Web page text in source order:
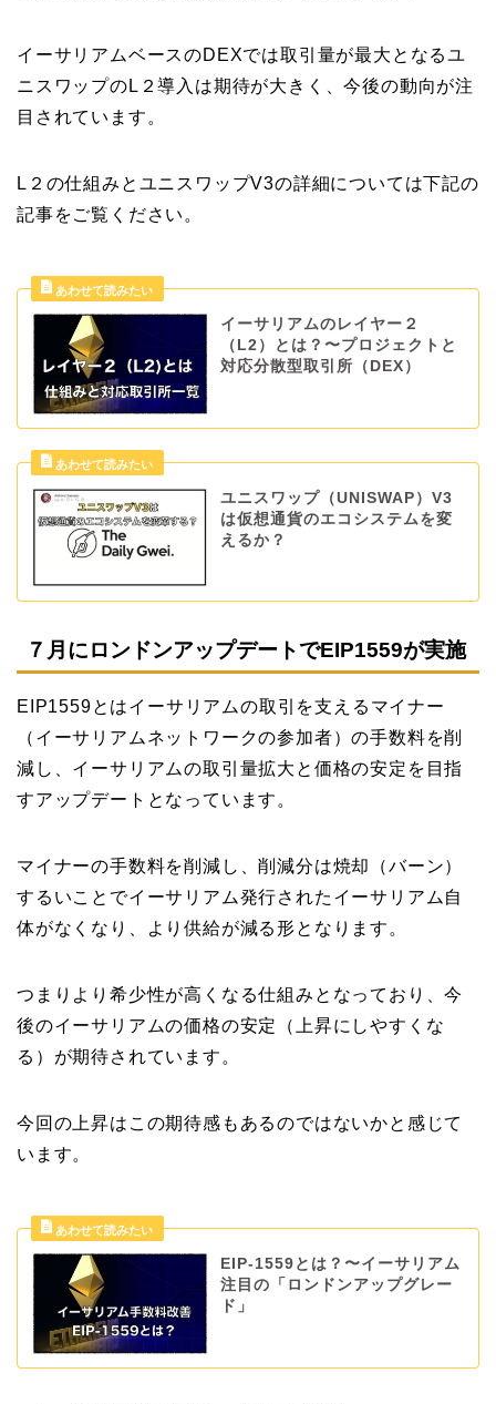
イーサリアムベースのDEXでは取引量が最大となるユ
ニスワップのL２導入は期待が大きく、今後の動向が注
目されています。
L２の仕組みとユニスワップV3の詳細については下記の
記事をご覧ください。
イーサリアムのレイヤー２
（L2）とは？〜プロジェクトと
対応分散型取引所（DEX）
ユニスワップ（UNISWAP）V3
は仮想通貨のエコシステムを変
えるか？
７月にロンドンアップデートでEIP1559が実施
EIP1559とはイーサリアムの取引を支えるマイナー
（イーサリアムネットワークの参加者）の手数料を削
減し、イーサリアムの取引量拡大と価格の安定を目指
すアップデートとなっています。
マイナーの手数料を削減し、削減分は焼却（バーン）
するいことでイーサリアム発行されたイーサリアム自
体がなくなり、より供給が減る形となります。
つまりより希少性が高くなる仕組みとなっており、今
後のイーサリアムの価格の安定（上昇にしやすくな
る）が期待されています。
今回の上昇はこの期待感もあるのではないかと感じて
います。
EIP-1559とは？〜イーサリアム
注目の「ロンドンアップグレー
ド」